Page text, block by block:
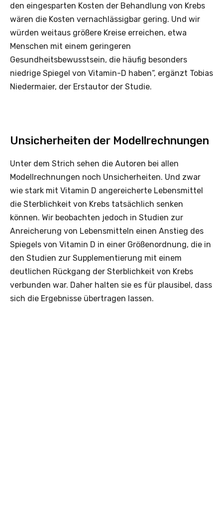
den eingesparten Kosten der Behandlung von Krebs
wären die Kosten vernachlässigbar gering. Und wir
würden weitaus größere Kreise erreichen, etwa
Menschen mit einem geringeren
Gesundheitsbewusstsein, die häufig besonders
niedrige Spiegel von Vitamin-D haben“, ergänzt Tobias
Niedermaier, der Erstautor der Studie.
Unsicherheiten der Modellrechnungen
Unter dem Strich sehen die Autoren bei allen
Modellrechnungen noch Unsicherheiten. Und zwar
wie stark mit Vitamin D angereicherte Lebensmittel
die Sterblichkeit von Krebs tatsächlich senken
können. Wir beobachten jedoch in Studien zur
Anreicherung von Lebensmitteln einen Anstieg des
Spiegels von Vitamin D in einer Größenordnung, die in
den Studien zur Supplementierung mit einem
deutlichen Rückgang der Sterblichkeit von Krebs
verbunden war. Daher halten sie es für plausibel, dass
sich die Ergebnisse übertragen lassen.